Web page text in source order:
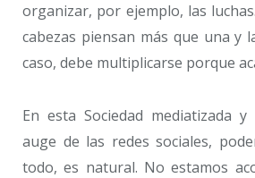
organizar, por ejemplo, las
cabezas piensan más que una y
caso, debe multiplicarse porque
En esta Sociedad mediatizada
auge de las redes sociales,
todo, es natural. No estamos